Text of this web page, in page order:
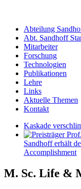
Abteilung
Abt. Sandhoff
Mitarbeiter
Forschung
Technologien
Publikationen
Lehre
Links
Aktuelle Themen
Kontakt
Kaskade
Sandhoff erhält
Accomplishment
M. Sc. Life &